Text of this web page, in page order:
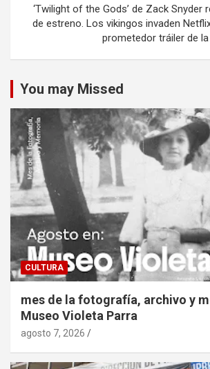
‘Twilight of the Gods’ de Zack Snyder
de estreno. Los vikingos invaden
prometedor tráiler de
You may Missed
CULTURA
mes de la fotografía, archivo y
Museo Violeta Parra
agosto 7, 2026